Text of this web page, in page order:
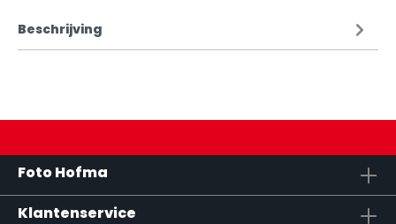
Beschrijving
Foto Hofma
Klantenservice